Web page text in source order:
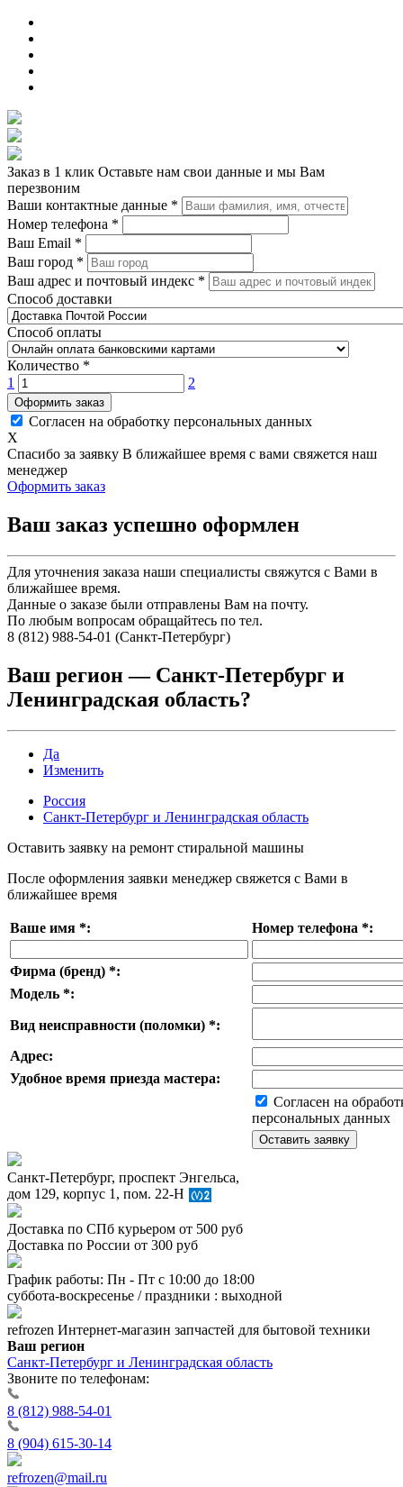
Заказ в 1 клик Оставьте нам свои данные и мы Вам
перезвоним
Ваши контактные данные *
Номер телефона *
Ваш Email *
Ваш город *
Ваш адрес и почтовый индекс *
Способ доставки
Способ оплаты
Количество *
1
2
Оформить заказ
Согласен на обработку персональных данных
X
Спасибо за заявку В ближайшее время с вами свяжется наш
менеджер
Оформить заказ
Ваш заказ успешно оформлен
Для уточнения заказа наши специалисты свяжутся с Вами в
ближайшее время.
Данные о заказе были отправлены Вам на почту.
По любым вопросам обращайтесь по тел.
8 (812) 988-54-01 (Санкт-Петербург)
Ваш регион — Санкт-Петербург и
Ленинградская область?
Да
Изменить
Россия
Санкт-Петербург и Ленинградская область
Оставить заявку на ремонт стиральной машины
После оформления заявки менеджер свяжется с Вами в
ближайшее время
Ваше имя *: Номер телефона *:
Фирма (бренд) *:
Модель *:
Вид неисправности (поломки) *:
Адрес:
Удобное время приезда мастера:
Согласен на
персональных данных
Санкт-Петербург, проспект Энгельса,
дом 129, корпус 1, пом. 22-Н
Доставка по СПб курьером от 500 руб
Доставка по России от 300 руб
График работы: Пн - Пт с 10:00 до 18:00
суббота-воскресенье / праздники : выходной
refrozen Интернет-магазин запчастей для бытовой техники
Ваш регион
Санкт-Петербург и Ленинградская область
Звоните по телефонам:
8 (812) 988-54-01
8 (904) 615-30-14
refrozen@mail.ru